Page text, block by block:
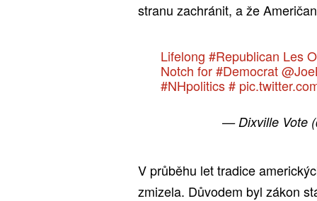
stranu zachránit, a že
Lifelong #Republican Les
Notch for#Democrat
#NHpolitics#
— Dixville Vote
V průběhu let tradice
zmizela. Důvodem byl zákon